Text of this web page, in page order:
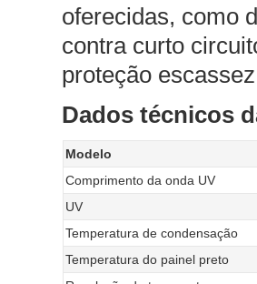
oferecidas, como
contra curto
proteção
Dados técnicos
Modelo
Comprimento da onda UV
UV
Temperatura de condensação
Temperatura do painel preto